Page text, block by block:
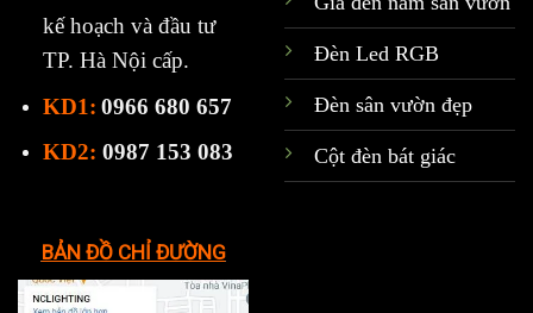
kế hoạch và đầu tư
TP. Hà Nội cấp.
KD1: 0966 680 657
KD2: 0987 153 083
Đèn Led RGB
Đèn sân vườn đẹp
Cột đèn bát giác
BẢN ĐỒ CHỈ ĐƯỜNG